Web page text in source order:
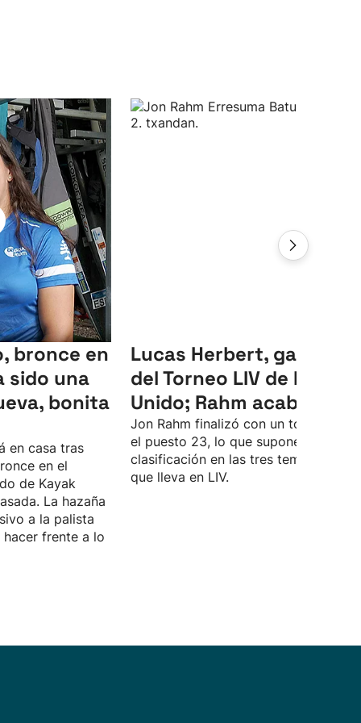
bronce en
sido una
bonita
en casa tras
en el
de Kayak
La hazaña
a la palista
hacer frente a lo
Lucas Herbert, ganador
del Torneo LIV de Reino
Unido; Rahm acaba 23º
Jon Rahm finalizó con un total de -4
el puesto 23, lo que supone su peor
clasificación en las tres temporadas
que lleva en LIV.